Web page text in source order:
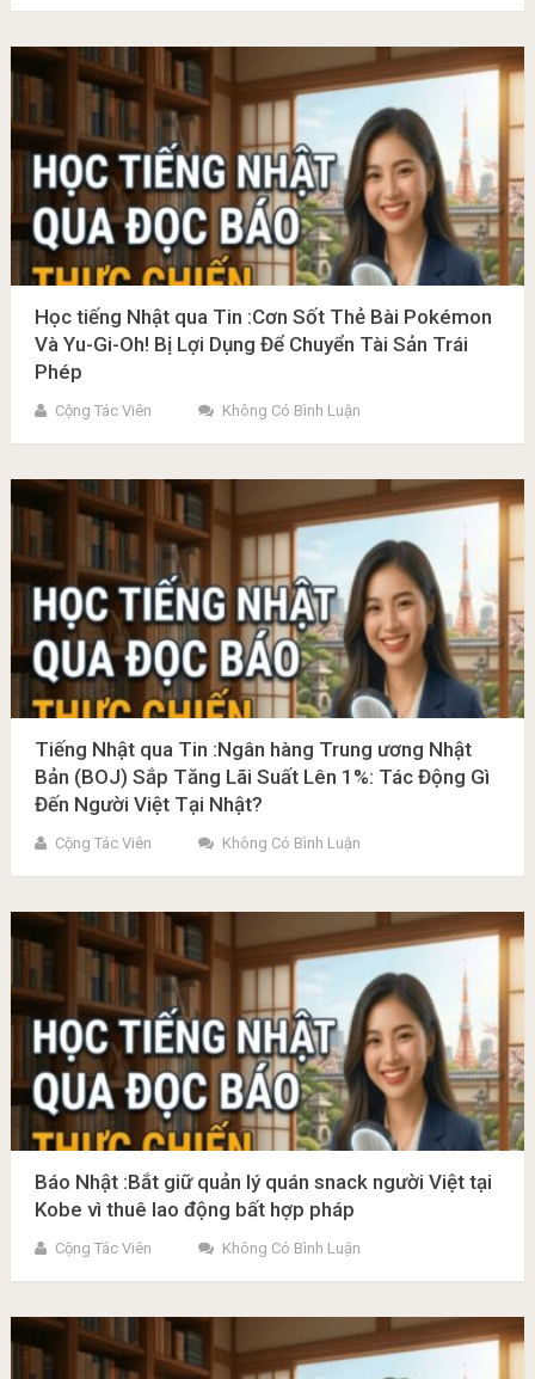
Học tiếng Nhật qua Tin :Cơn Sốt Thẻ Bài Pokémon
Và Yu-Gi-Oh! Bị Lợi Dụng Để Chuyển Tài Sản Trái
Phép
Cộng Tác Viên Không Có Bình Luận
Tiếng Nhật qua Tin :Ngân hàng Trung ương Nhật
Bản (BOJ) Sắp Tăng Lãi Suất Lên 1%: Tác Động Gì
Đến Người Việt Tại Nhật?
Cộng Tác Viên Không Có Bình Luận
Báo Nhật :Bắt giữ quản lý quán snack người Việt tại
Kobe vì thuê lao động bất hợp pháp
Cộng Tác Viên Không Có Bình Luận